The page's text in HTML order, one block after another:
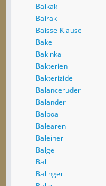
Baikak
Bairak
Baisse-Klausel
Bake
Bakinka
Bakterien
Bakterizide
Balanceruder
Balander
Balboa
Balearen
Baleiner
Balge
Bali
Balinger